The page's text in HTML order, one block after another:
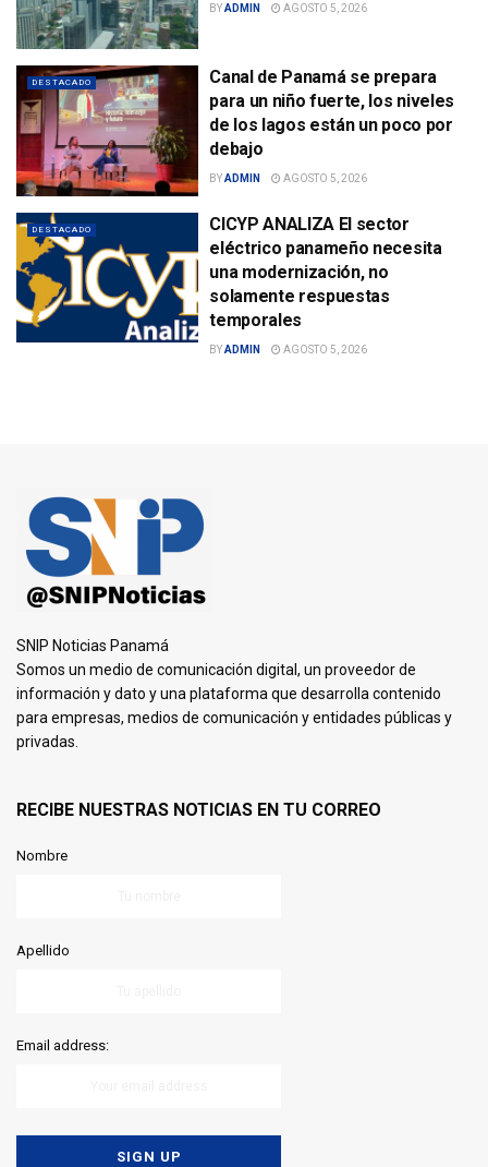
BYADMIN AGOSTO 5, 2026
DESTACADO
Canal de Panamá se prepara
para un niño fuerte, los niveles
de los lagos están un poco por
debajo
BYADMIN AGOSTO 5, 2026
DESTACADO
CICYP ANALIZA El sector
eléctrico panameño necesita
una modernización, no
solamente respuestas
temporales
BYADMIN AGOSTO 5, 2026
SNIP Noticias Panamá
Somos un medio de comunicación digital, un proveedor de
información y dato y una plataforma que desarrolla contenido
para empresas, medios de comunicación y entidades públicas y
privadas.
RECIBE NUESTRAS NOTICIAS EN TU CORREO
Nombre
Apellido
Email address: